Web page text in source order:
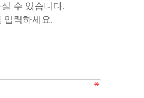
수 있습니다.
입력하세요.